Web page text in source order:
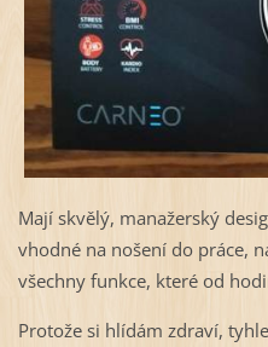
Mají skvělý, manažerský
vhodné na nošení do práce,
všechny funkce, které od
Protože si hlídám zdraví,